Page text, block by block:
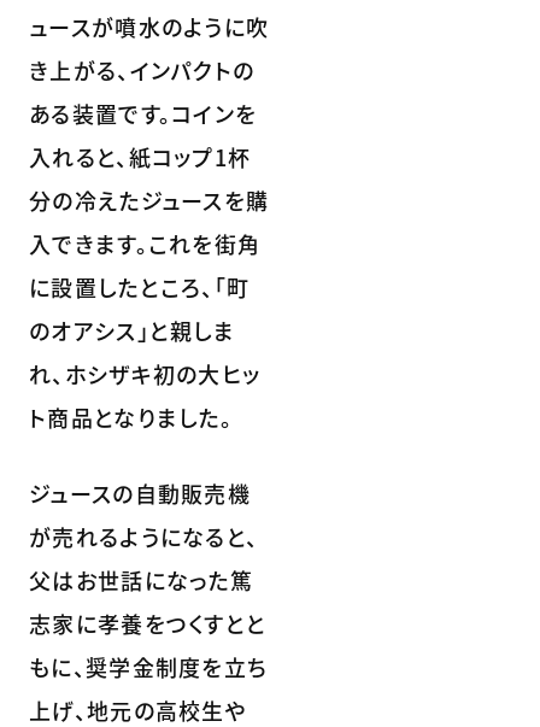
ュースが噴水のように吹
き上がる、インパクトの
ある装置です。コインを
入れると、紙コップ1杯
分の冷えたジュースを購
入できます。これを街角
に設置したところ、「町
のオアシス」と親しま
れ、ホシザキ初の大ヒッ
ト商品となりました。
ジュースの自動販売機
が売れるようになると、
父はお世話になった篤
志家に孝養をつくすとと
もに、奨学金制度を立ち
上げ、地元の高校生や